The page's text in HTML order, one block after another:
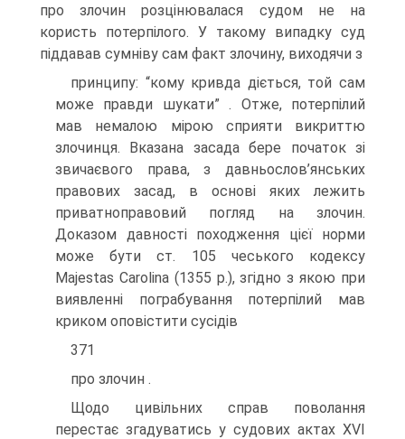
про злочин розцінювалася судом не на
користь потерпілого. У такому випадку суд
піддавав сумніву сам факт злочину, виходячи з
принципу: “кому кривда діється, той сам
може правди шукати” . Отже, потерпілий
мав немалою мірою сприяти викриттю
злочинця. Вказана засада бере початок зі
звичаєвого права, з давньослов’янських
правових засад, в основі яких лежить
приватноправовий погляд на злочин.
Доказом давності походження цієї норми
може бути ст. 105 чеського кодексу
Majestas Carolina (1355 р.), згідно з якою при
виявленні пограбування потерпілий мав
криком оповістити сусідів
371
про злочин .
Щодо цивільних справ поволання
перестає згадуватись у судових актах XVI